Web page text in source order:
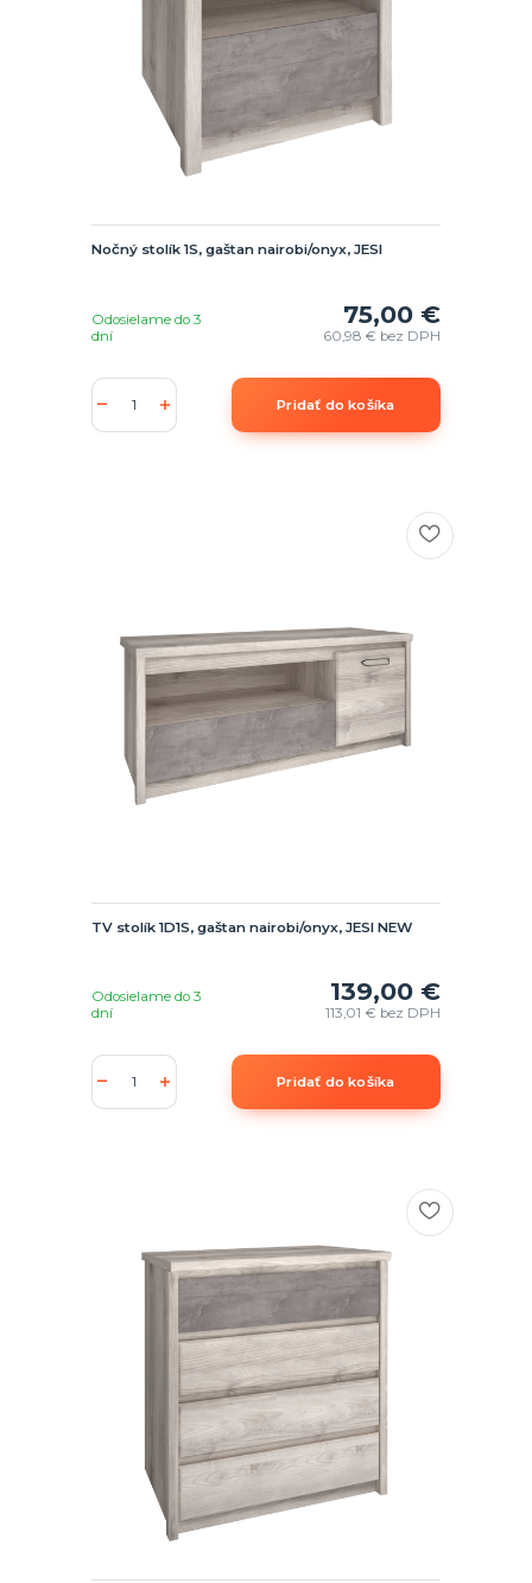
Nočný stolík 1S, gaštan nairobi/onyx, JESI
75,00 €
60,98 € bez DPH
Odosielame do 3
dní
Pridať do košíka
TV stolík 1D1S, gaštan nairobi/onyx, JESI NEW
139,00 €
113,01 € bez DPH
Odosielame do 3
dní
Pridať do košíka